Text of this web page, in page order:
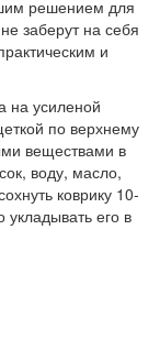
решением для
заберут на себя
и
на усиленой
по верхнему
веществами в
воду, масло,
коврику 10-
его в